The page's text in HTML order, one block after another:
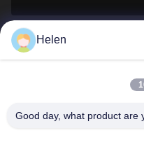
Helen
Good day, what product are